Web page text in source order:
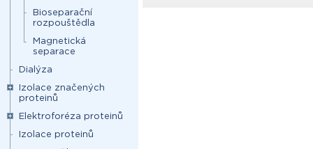
Bioseparační
rozpouštědla
Magnetická
separace
Dialýza
Izolace značených
proteinů
Elektroforéza proteinů
Izolace proteinů